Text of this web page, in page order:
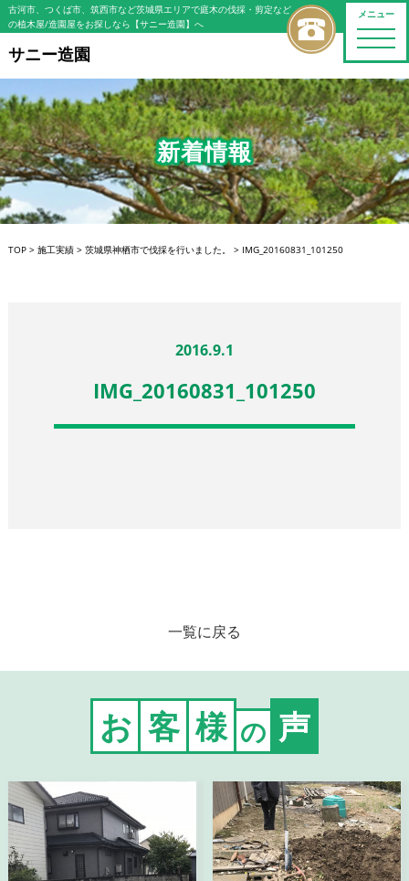
メニュー
toggle
古河市、つくば市、筑西市など茨城県エリアで庭木の伐採・剪定など
の植木屋/造園屋をお探しなら【サニー造園】へ
サニー造園
新着情報
TOP> 施工実績> 茨城県神栖市で伐採を行いました。 > IMG_20160831_101250
2016.9.1
IMG_20160831_101250
一覧に戻る
お 客 様 の 声